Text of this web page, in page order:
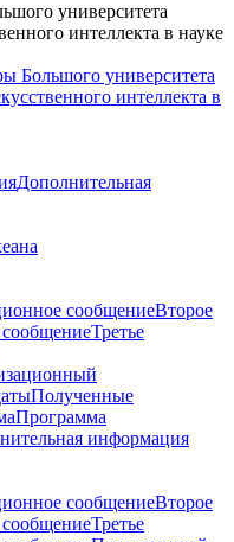
университета
интеллекта в науке
Большого университета
интеллекта в
Дополнительная
сообщениеВторое
Третье
Полученные
Программа
информация
сообщениеВторое
Третье